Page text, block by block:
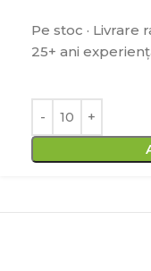
Pe stoc · Livrare
25+ ani